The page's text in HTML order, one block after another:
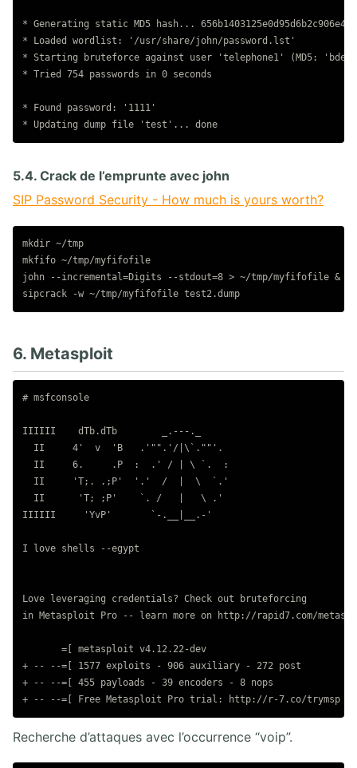
* Generating static MD5 hash...
* Loaded wordlist: '/usr/share/john/password.lst'
* Starting bruteforce against user 'telephone1' (MD5:
* Tried 754 passwords in 0 seconds
* Found password: '1111'
5.4. Crack de l’emprunte avec john
SIP Password Security - How much is yours worth?
mkdir ~/tmp
mkfifo ~/tmp/myfifofile
john --incremental=Digits --stdout=8 > ~/tmp/myfifofile &
6. Metasploit
# msfconsole
IIIIII    dTb.dTb        _.---._
  II     4'  v  'B   .'"".'/|\`.""'.
  II     6.     .P  :  .' / | \ `.  :
  II     'T;. .;P'  '.'  /  |  \  `.'
  II      'T; ;P'    `. /   |   \ .'
IIIIII     'YvP'       `-.__|__.-'
I love shells --egypt
Love leveraging credentials? Check out bruteforcing
in Metasploit Pro -- learn more on http://rapid7.com/
       =[ metasploit v4.12.22-dev                         ]
+ -- --=[ 1577 exploits - 906 auxiliary - 272 post        ]
+ -- --=[ 455 payloads - 39 encoders - 8 nops             ]
Recherche d’attaques avec l’occurrence “voip”.